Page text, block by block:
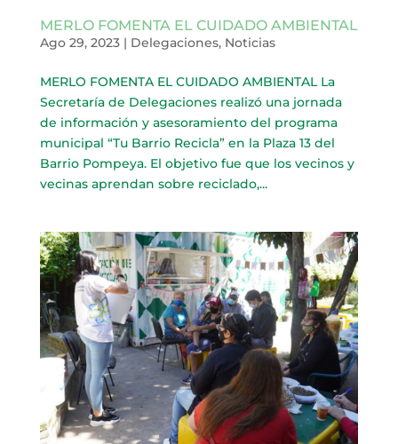
MERLO FOMENTA EL CUIDADO AMBIENTAL
Ago 29, 2023| Delegaciones, Noticias
MERLO FOMENTA EL CUIDADO AMBIENTAL La
Secretaría de Delegaciones realizó una jornada
de información y asesoramiento del programa
municipal “Tu Barrio Recicla” en la Plaza 13 del
Barrio Pompeya. El objetivo fue que los vecinos y
vecinas aprendan sobre reciclado,...